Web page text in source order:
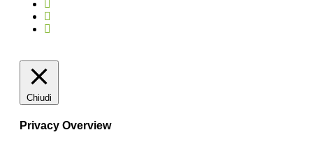
Chiudi
Privacy Overview